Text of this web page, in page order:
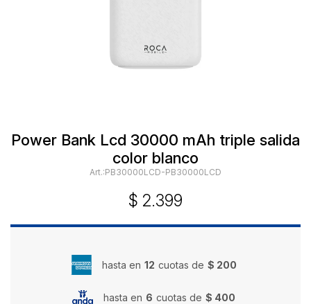
Power Bank Lcd 30000 mAh triple salida
color blanco
PB30000LCD-PB30000LCD
$ 2.399
hasta en 12 cuotas de $ 200
hasta en 6 cuotas de $ 400